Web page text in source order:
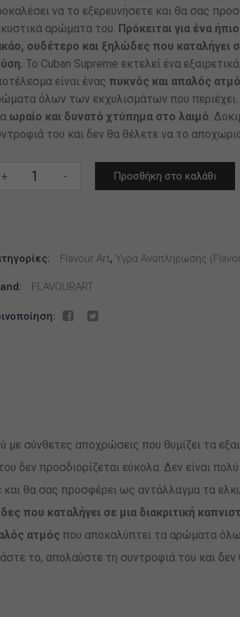
να το εξερευνήσετε και θα σας
αρώματα του. Πρόκειται για ένα
ουδέτερο και ξηλώδες που καταλήγει
Το Cuban Supreme εκτελεί ένα
είναι ένας πυκνός και απαλός
όλων των εκχυλισμάτων που περιέχει.
ωραίο και δυνατό χτύπημα στο λαιμό.
του και δεν θα θέλετε να το
+
BY
SUPREME
ΚΑΠΝΟΣ
ΠΟΥΡΟΥ
- Προσθήκη στο καλάθι
Flavour Art, Υγρά Αναπλήρωσης
FLAVOURART
σύνθετες αποχρώσεις που θυμίζει τα
δεν προσδιορίζεται εύκολα. Δεν είναι
και θα σας προσφέρει ως αντάλλαγμα τα
που καταλήγει σε μια διακριτική
ατμός που αποκαλύπτει τα αρώματα
το, απολαύστε τη συντροφιά του και δεν